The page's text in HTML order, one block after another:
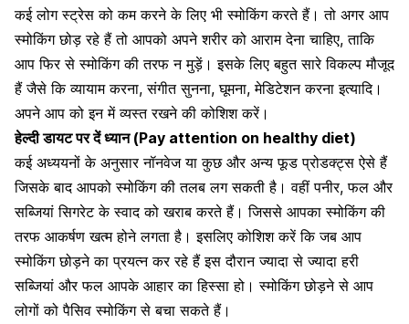
कई लोग स्ट्रेस को कम करने के लिए भी स्मोकिंग करते हैं। तो अगर आप
स्मोकिंग छोड़ रहे हैं तो आपको अपने शरीर को आराम देना चाहिए, ताकि
आप फिर से स्मोकिंग की तरफ न मुड़ें। इसके लिए बहुत सारे विकल्प मौजूद
हैं जैसे किव्यायाम करना,संगीत सुनना,घूमना,मेडिटेशनकरना इत्यादि।
अपने आप को इन में व्यस्त रखने की कोशिश करें।
हेल्दी डायट पर दें ध्यान (Pay attention on healthy diet)
कई अध्ययनों के अनुसार नॉनवेज या कुछ और अन्य फूड प्रोडक्ट्स ऐसे हैं
जिसके बाद आपको स्मोकिंग की तलब लग सकती है। वहींपनीर, फल और
सब्जियां सिगरेट के स्वाद को खराब करते हैं। जिससे आपका स्मोकिंग की
तरफ आकर्षण खत्म होने लगता है। इसलिए कोशिश करें कि जब आप
स्मोकिंग छोड़ने का प्रयत्न कर रहे हैं इस दौरान ज्यादा से ज्यादा हरी
सब्जियां और फल आपके आहार का हिस्सा हो। स्मोकिंग छोड़ने से आप
लोगों को पैसिव स्मोकिंग से बचा सकते हैं।